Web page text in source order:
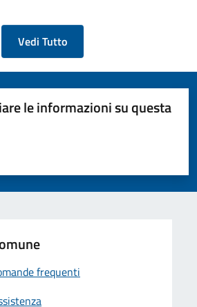
Vedi Tutto
le informazioni su questa
5 stelle su 5
su 5
su 5
5
frequenti